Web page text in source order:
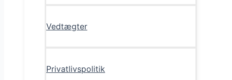
Vedtægter
Privatlivspolitik